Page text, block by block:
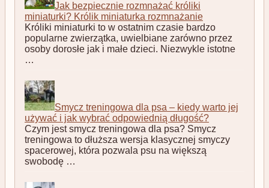
Jak bezpiecznie rozmnażać króliki
miniaturki? Królik miniaturka rozmnażanie
Króliki miniaturki to w ostatnim czasie bardzo
popularne zwierzątka, uwielbiane zarówno przez
osoby dorosłe jak i małe dzieci. Niezwykle istotne
…
Smycz treningowa dla psa – kiedy warto jej
używać i jak wybrać odpowiednią długość?
Czym jest smycz treningowa dla psa? Smycz
treningowa to dłuższa wersja klasycznej smyczy
spacerowej, która pozwala psu na większą
swobodę …